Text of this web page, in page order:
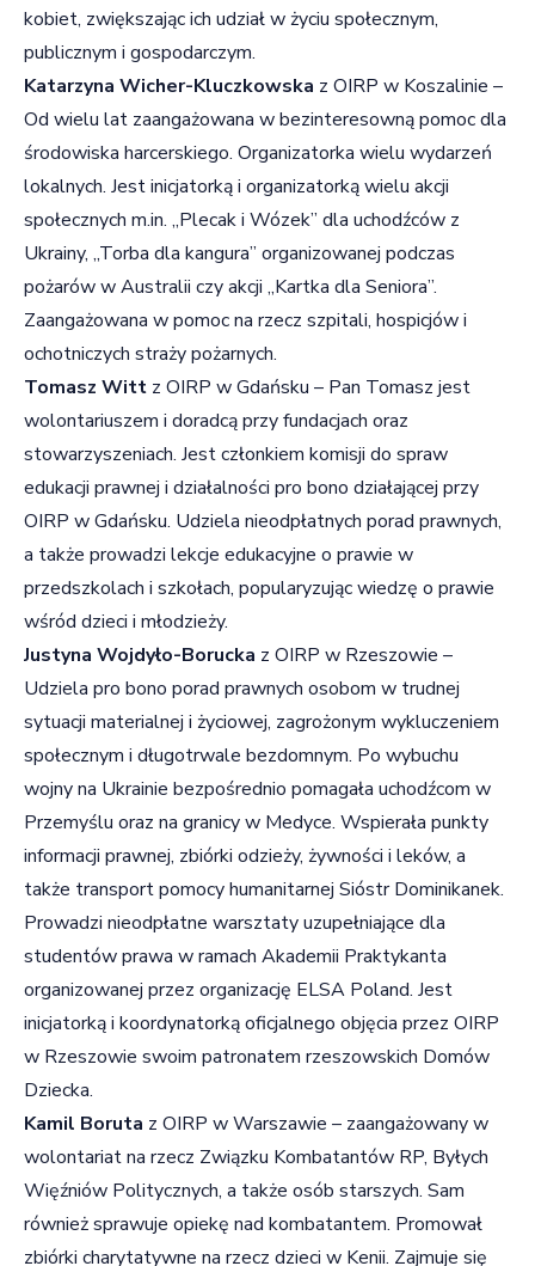
kobiet, zwiększając ich udział w życiu społecznym,
publicznym i gospodarczym.
Katarzyna Wicher-Kluczkowska z OIRP w Koszalinie –
Od wielu lat zaangażowana w bezinteresowną pomoc dla
środowiska harcerskiego. Organizatorka wielu wydarzeń
lokalnych. Jest inicjatorką i organizatorką wielu akcji
społecznych m.in. „Plecak i Wózek” dla uchodźców z
Ukrainy, „Torba dla kangura” organizowanej podczas
pożarów w Australii czy akcji „Kartka dla Seniora”.
Zaangażowana w pomoc na rzecz szpitali, hospicjów i
ochotniczych straży pożarnych.
Tomasz Witt z OIRP w Gdańsku – Pan Tomasz jest
wolontariuszem i doradcą przy fundacjach oraz
stowarzyszeniach. Jest członkiem komisji do spraw
edukacji prawnej i działalności pro bono działającej przy
OIRP w Gdańsku. Udziela nieodpłatnych porad prawnych,
a także prowadzi lekcje edukacyjne o prawie w
przedszkolach i szkołach, popularyzując wiedzę o prawie
wśród dzieci i młodzieży.
Justyna Wojdyło-Borucka z OIRP w Rzeszowie –
Udziela pro bono porad prawnych osobom w trudnej
sytuacji materialnej i życiowej, zagrożonym wykluczeniem
społecznym i długotrwale bezdomnym. Po wybuchu
wojny na Ukrainie bezpośrednio pomagała uchodźcom w
Przemyślu oraz na granicy w Medyce. Wspierała punkty
informacji prawnej, zbiórki odzieży, żywności i leków, a
także transport pomocy humanitarnej Sióstr Dominikanek.
Prowadzi nieodpłatne warsztaty uzupełniające dla
studentów prawa w ramach Akademii Praktykanta
organizowanej przez organizację ELSA Poland. Jest
inicjatorką i koordynatorką oficjalnego objęcia przez OIRP
w Rzeszowie swoim patronatem rzeszowskich Domów
Dziecka.
Kamil Boruta z OIRP w Warszawie – zaangażowany w
wolontariat na rzecz Związku Kombatantów RP, Byłych
Więźniów Politycznych, a także osób starszych. Sam
również sprawuje opiekę nad kombatantem. Promował
zbiórki charytatywne na rzecz dzieci w Kenii. Zajmuje się